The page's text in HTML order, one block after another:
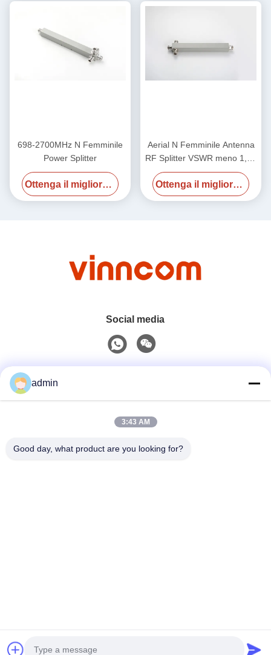
698-2700MHz N Femminile
Power Splitter
Ottenga il migliore prezzo
Aerial N Femminile Antenna
RF Splitter VSWR meno 1,25
/ meno 1,3 700-4000MHz
Ottenga il migliore prezzo
Social media
0086-551-65396351
di Copyright 2023-2026 HeFei Vinncom Electronic Technology
admin
3:43 AM
Good day, what product are you looking for?